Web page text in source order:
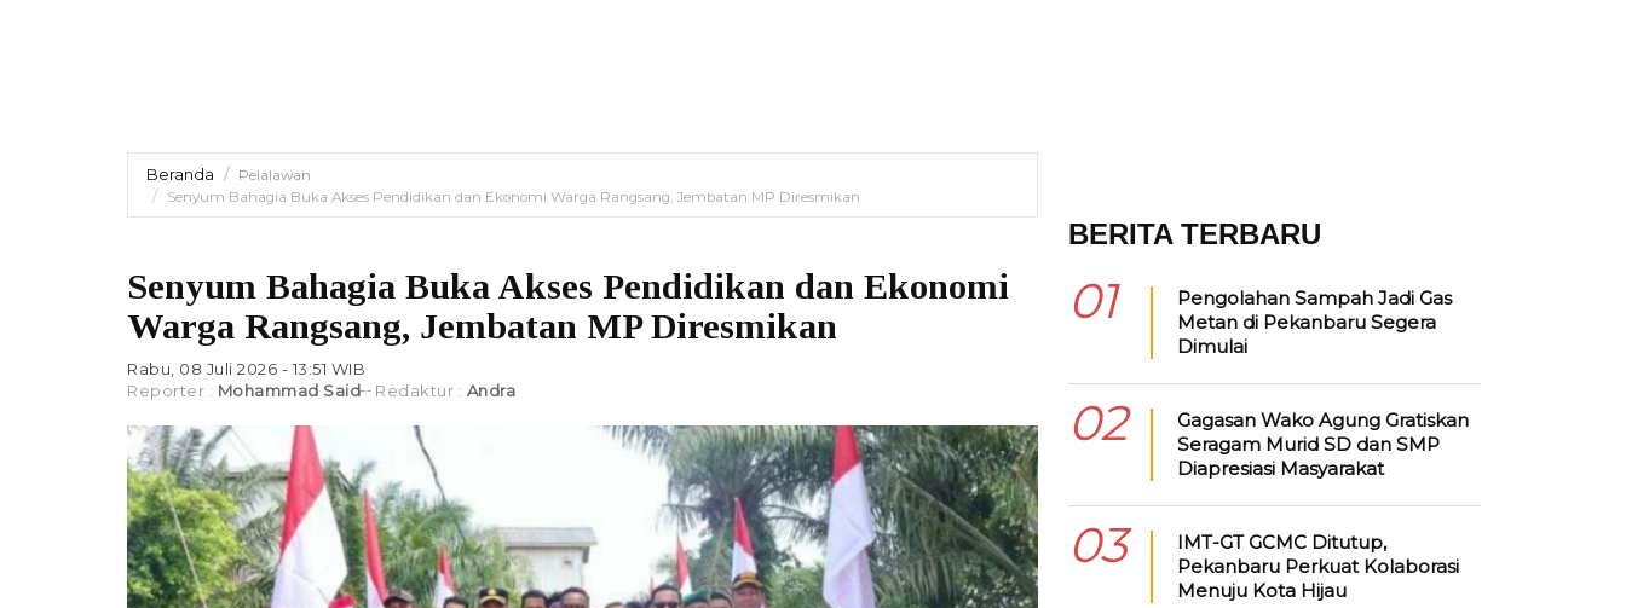
Beranda
Pelalawan
Senyum Bahagia Buka Akses Pendidikan dan Ekonomi Warga Rangsang, Jembatan MP Diresmikan
Senyum Bahagia Buka Akses Pendidikan dan Ekonomi
Warga Rangsang, Jembatan MP Diresmikan
Rabu, 08 Juli 2026 - 13:51 WIB
Reporter : Mohammad Said Redaktur : Andra
BERITA TERBARU
01
Pengolahan Sampah Jadi Gas
Metan di Pekanbaru Segera
Dimulai
02
Gagasan Wako Agung Gratiskan
Seragam Murid SD dan SMP
Diapresiasi Masyarakat
03
IMT-GT GCMC Ditutup,
Pekanbaru Perkuat Kolaborasi
Menuju Kota Hijau